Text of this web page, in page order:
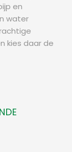
en
water
kies daar de